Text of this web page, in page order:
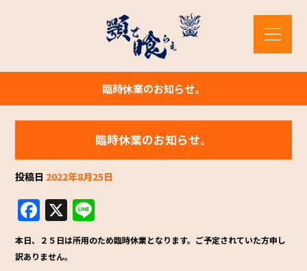
臨時休業のお知らせ。
臨時休業のお知らせ。
投稿日 2022年8月25日
F
a
c
X
n
e
本日、２５日は所用のため臨時休業となります。ご予定されていた方申し
訳ありません。